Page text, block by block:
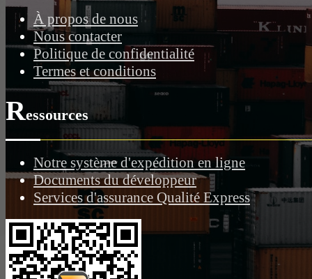
À propos de nous
Nous contacter
Politique de confidentialité
Termes et conditions
Ressources
Notre système d'expédition en ligne
Documents du développeur
Services d'assurance Qualité Express